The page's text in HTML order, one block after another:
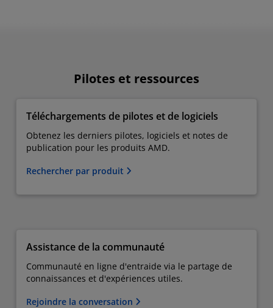
Pilotes et ressources
Téléchargements de pilotes et de logiciels
Obtenez les derniers pilotes, logiciels et notes de
publication pour les produits AMD.
Rechercher par produit
Assistance de la communauté
Communauté en ligne d'entraide via le partage de
connaissances et d'expériences utiles.
Rejoindre la conversation